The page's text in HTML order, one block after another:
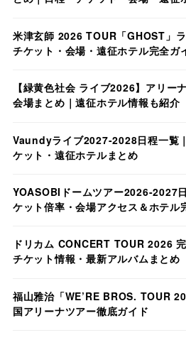
米津玄師 2026 TOUR「GHOST」
チケット・会場・遠征ホテル完全ガ
【緑黄色社会 ライブ2026】アリー
会場まとめ｜遠征ホテル情報も紹介
Vaundyライブ2027-2028日程一覧
ケット・遠征ホテルまとめ
YOASOBIドームツアー2026-2027
ケット倍率・会場アクセス＆ホテル
ドリカム CONCERT TOUR 2026
チケット情報・最新アルバムまとめ
福山雅治「WE’RE BROS. TOUR
国アリーナツアー徹底ガイド